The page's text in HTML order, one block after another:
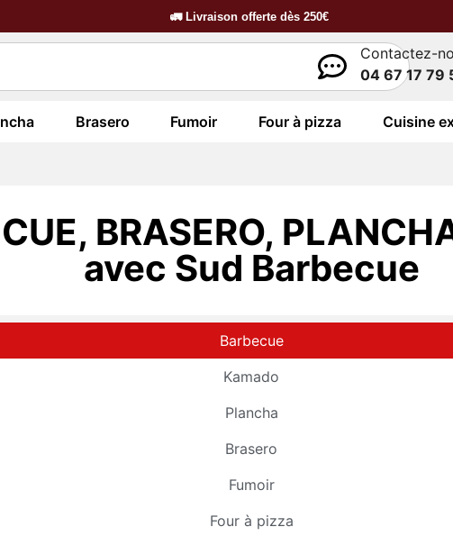
🚛 Livraison offerte dès 250€
Contactez-
04 67 17 79
Brasero Fumoir Four à pizza Cuisine
BRASERO,
avec Sud Barbecue
Barbecue
Kamado
Plancha
Brasero
Fumoir
Four à pizza